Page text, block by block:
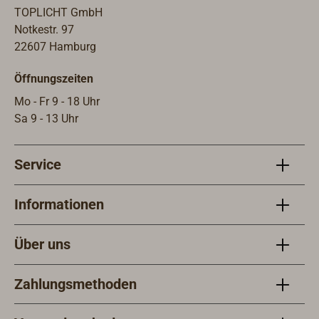
1870-100).
TOPLICHT GmbH
Notkestr. 97
22607 Hamburg
Öffnungszeiten
Mo - Fr 9 - 18 Uhr
Sa 9 - 13 Uhr
Service
Informationen
Über uns
Zahlungsmethoden